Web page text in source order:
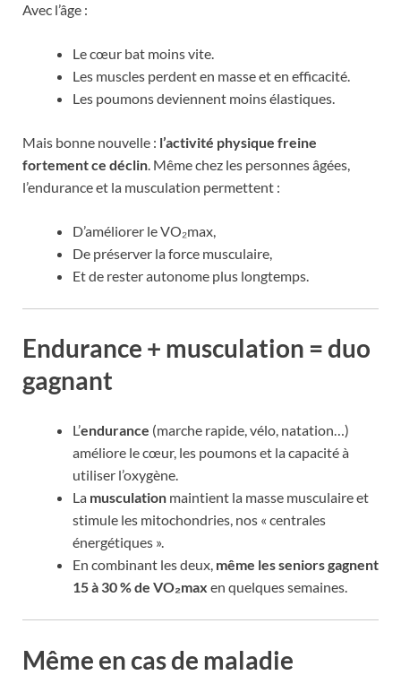
Avec l’âge :
Le cœur bat moins vite.
Les muscles perdent en masse et en efficacité.
Les poumons deviennent moins élastiques.
Mais bonne nouvelle : l’activité physique freine
fortement ce déclin. Même chez les personnes âgées,
l’endurance et la musculation permettent :
D’améliorer le VO₂max,
De préserver la force musculaire,
Et de rester autonome plus longtemps.
Endurance + musculation = duo
gagnant
L’endurance (marche rapide, vélo, natation…)
améliore le cœur, les poumons et la capacité à
utiliser l’oxygène.
La musculation maintient la masse musculaire et
stimule les mitochondries, nos « centrales
énergétiques ».
En combinant les deux, même les seniors gagnent
15 à 30 % de VO₂max en quelques semaines.
Même en cas de maladie